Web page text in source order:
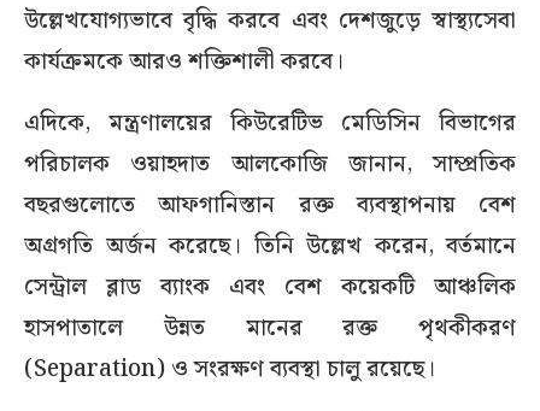
উল্লেখযোগ্যভাবে বৃদ্ধি করবে এবং দেশজুড়ে স্বাস্থ্যসেবা
কার্যক্রমকে আরও শক্তিশালী করবে।
এদিকে, মন্ত্রণালয়ের কিউরেটিভ মেডিসিন বিভাগের
পরিচালক ওয়াহদাত আলকোজি জানান, সাম্প্রতিক
বছরগুলোতে আফগানিস্তান রক্ত ব্যবস্থাপনায় বেশ
অগ্রগতি অর্জন করেছে। তিনি উল্লেখ করেন, বর্তমানে
সেন্ট্রাল ব্লাড ব্যাংক এবং বেশ কয়েকটি আঞ্চলিক
হাসপাতালে উন্নত মানের রক্ত পৃথকীকরণ
(Separation) ও সংরক্ষণ ব্যবস্থা চালু রয়েছে।